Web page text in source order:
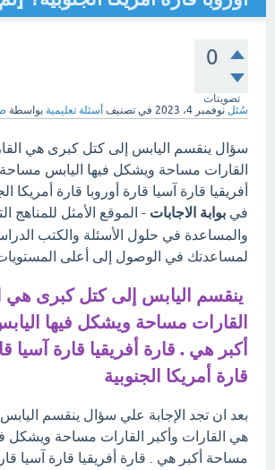
0
تصويتات
سُئل نوفمبر 4، 2023 في تصنيف أسئلة تعليمية بواسطة
سؤال ينقسم اليابس إلى كتل كبرى هي
القارات مساحة ويشكل فيها اليابس
أفريقيا قارة آسيا قارة أوروبا قارة أمريكا
في بوابة الاجابات - الموقع الأمثل للمناهج
والمساعدة في حلول الأسئلة والكتب
لمساعدتك في الوصول إلى أعلى المستويات
ينقسم اليابس إلى كتل كبرى هي
القارات مساحة ويشكل فيها
أكبر هي . قارة أفريقيا قارة آسيا
قارة أمريكا الجنوبية
بعد ان تجد الإجابة علي سؤال ينقسم
هي القارات وأكبر القارات مساحة ويشكل
مساحة أكبر هي . قارة أفريقيا قارة آسيا